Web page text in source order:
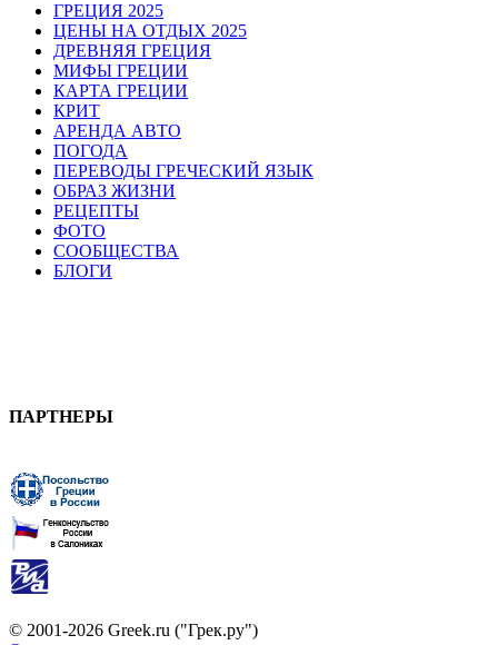
ГРЕЦИЯ 2025
ЦЕНЫ НА ОТДЫХ 2025
ДРЕВНЯЯ ГРЕЦИЯ
МИФЫ ГРЕЦИИ
КАРТА ГРЕЦИИ
КРИТ
АРЕНДА АВТО
ПОГОДА
ПЕРЕВОДЫ ГРЕЧЕСКИЙ ЯЗЫК
ОБРАЗ ЖИЗНИ
РЕЦЕПТЫ
ФОТО
СООБЩЕСТВА
БЛОГИ
ПАРТНЕРЫ
© 2001-2026 Greek.ru ("Грек.ру")